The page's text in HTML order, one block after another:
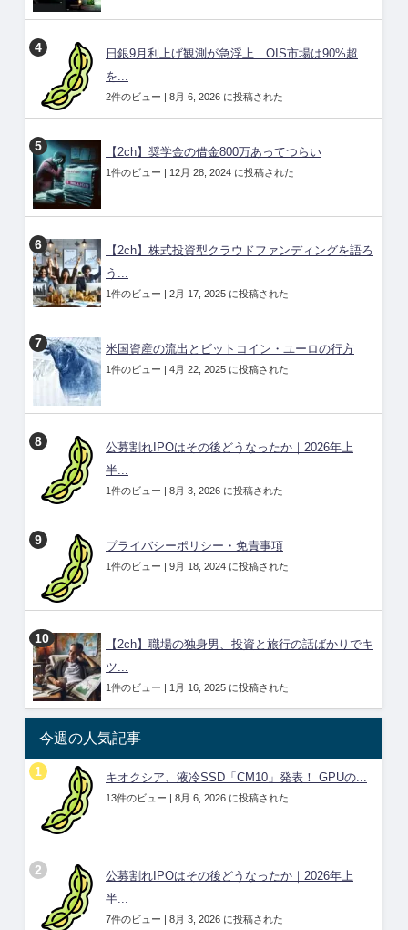
日銀9月利上げ観測が急浮上｜OIS市場は90%超
を...
2件のビュー 8月 6, 2026 に投稿された
【2ch】奨学金の借金800万あってつらい
1件のビュー 12月 28, 2024 に投稿された
【2ch】株式投資型クラウドファンディングを語ろ
う...
1件のビュー 2月 17, 2025 に投稿された
米国資産の流出とビットコイン・ユーロの行方
1件のビュー 4月 22, 2025 に投稿された
公募割れIPOはその後どうなったか｜2026年上
半...
1件のビュー 8月 3, 2026 に投稿された
プライバシーポリシー・免責事項
1件のビュー 9月 18, 2024 に投稿された
【2ch】職場の独身男、投資と旅行の話ばかりでキ
ツ...
1件のビュー 1月 16, 2025 に投稿された
今週の人気記事
キオクシア、液冷SSD「CM10」発表！ GPUの...
13件のビュー 8月 6, 2026 に投稿された
公募割れIPOはその後どうなったか｜2026年上
半...
7件のビュー 8月 3, 2026 に投稿された